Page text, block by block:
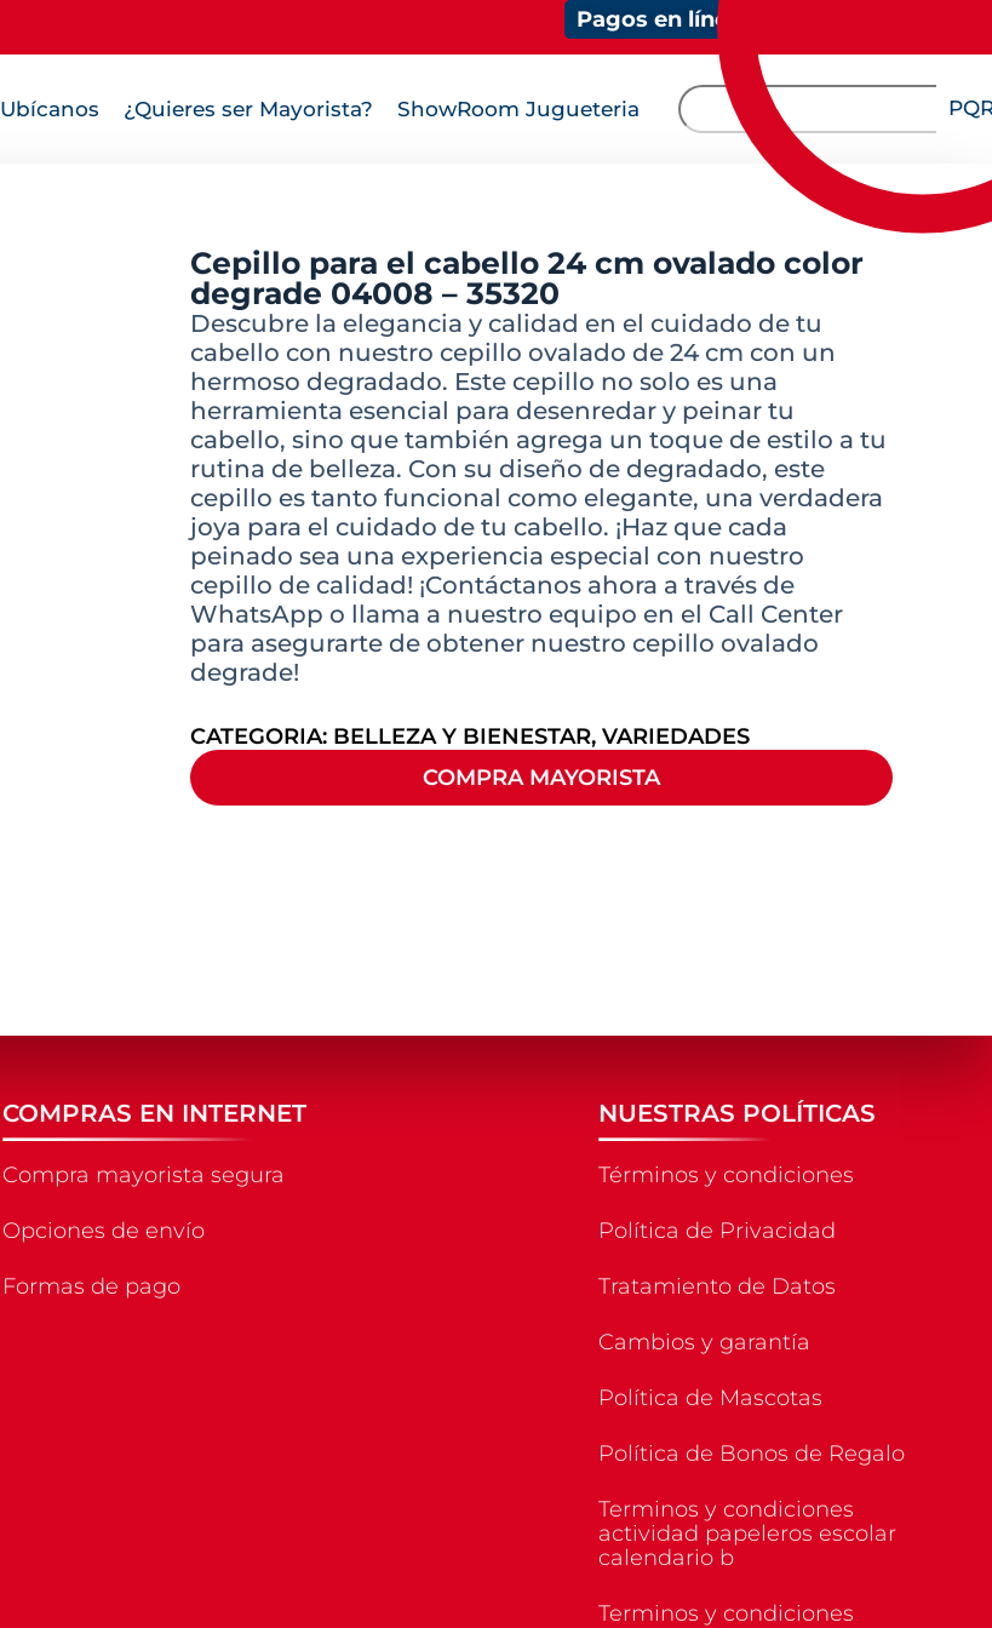
Pagos en línea
Ubícanos ¿Quieres ser Mayorista? ShowRoom Jugueteria
Cepillo para el cabello 24 cm ovalado color
degrade 04008 – 35320
Descubre la elegancia y calidad en el cuidado de tu
cabello con nuestro cepillo ovalado de 24 cm con un
hermoso degradado. Este cepillo no solo es una
herramienta esencial para desenredar y peinar tu
cabello, sino que también agrega un toque de estilo a tu
rutina de belleza. Con su diseño de degradado, este
cepillo es tanto funcional como elegante, una verdadera
joya para el cuidado de tu cabello. ¡Haz que cada
peinado sea una experiencia especial con nuestro
cepillo de calidad! ¡Contáctanos ahora a través de
WhatsApp o llama a nuestro equipo en el Call Center
para asegurarte de obtener nuestro cepillo ovalado
degrade!
CATEGORIA: BELLEZA Y BIENESTAR, VARIEDADES
COMPRA MAYORISTA
COMPRAS EN INTERNET
Compra mayorista segura
Opciones de envío
Formas de pago
NUESTRAS POLÍTICAS
Términos y condiciones
Política de Privacidad
Tratamiento de Datos
Cambios y garantía
Política de Mascotas
Política de Bonos de Regalo
Terminos y condiciones
actividad papeleros escolar
calendario b
Terminos y condiciones